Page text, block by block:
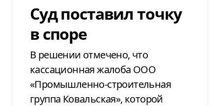
Суд поставил точку
в споре
В решении отмечено, что
кассационная жалоба ООО
«Промышленно-строительная
группа Ковальская», которой